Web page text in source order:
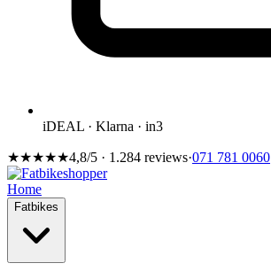
iDEAL · Klarna · in3
★★★★★4,8/5 · 1.284 reviews·071 781 0060
Home
Fatbikes